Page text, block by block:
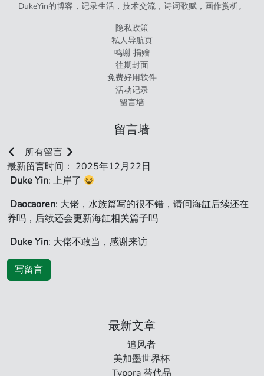
DukeYin的博客，记录生活，技术交流，诗词歌赋，画作赏析。
隐私政策
私人导航页
鸣谢 捐赠
往期封面
免费好用软件
活动记录
留言墙
留言墙
所有留言
最新留言时间： 2025年12月22日
Duke Yin: 上岸了
Daocaoren: 大佬，水族篇写的很不错，请问海缸后续还在
养吗，后续还会更新海缸相关篇子吗
Duke Yin: 大佬不敢当，感谢来访
写留言
最新文章
追风者
美加墨世界杯
Typora 替代品